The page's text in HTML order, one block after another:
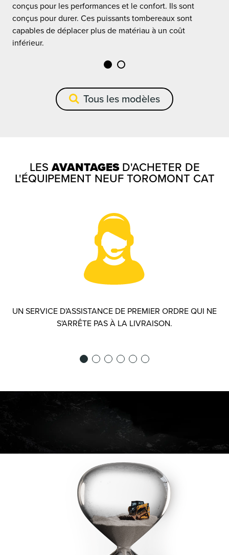
conçus pour les performances et le confort. Ils sont
conçus pour durer. Ces puissants tombereaux sont
capables de déplacer plus de matériau à un coût
inférieur.
Tous les modèles
LESAVANTAGESD'ACHETER DE
L'ÉQUIPEMENT NEUF TOROMONT CAT
UN SERVICE D'ASSISTANCE DE PREMIER ORDRE QUI NE
S'ARRÊTE PAS À LA LIVRAISON.